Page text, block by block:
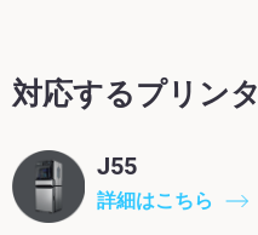
対応するプリンタ
J55
詳細はこちら